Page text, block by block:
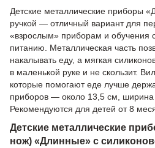
Детские металлические приборы
ручкой — отличный вариант для
«взрослым» приборам и обучения
питанию. Металлическая часть
накалывать еду, а мягкая
в маленькой руке и не скользит.
которые помогают еде лучше
приборов — около 13,5 см, ширина
Рекомендуются для детей от 8
Детские металлические
нож) «Длинные» с